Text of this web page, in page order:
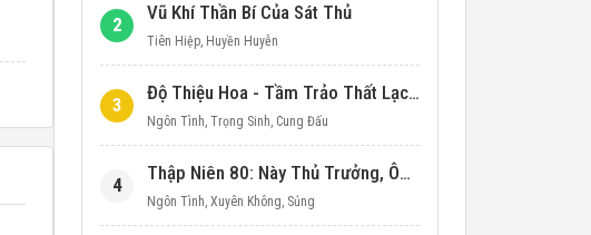
2
Vũ Khí Thần Bí Của Sát Thủ
Tiên Hiệp, Huyền Huyễn
3
Độ Thiệu Hoa - Tầm Trảo Thất Lạc Đích Ái Tình
Ngôn Tình, Trọng Sinh, Cung Đấu
4
Thập Niên 80: Này Thủ Trưởng, Ôm Một Cái Đi!
Ngôn Tình, Xuyên Không, Sủng